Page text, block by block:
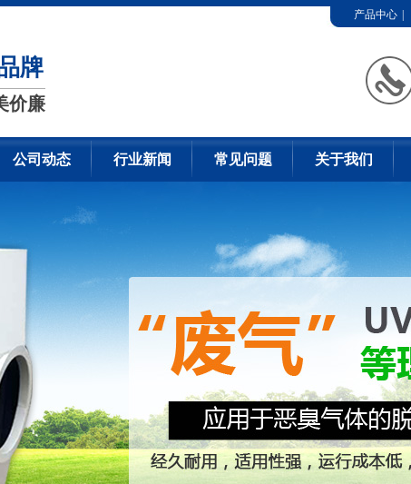
产品中心
牌
价廉
公司动态 行业新闻 常见问题 关于我们